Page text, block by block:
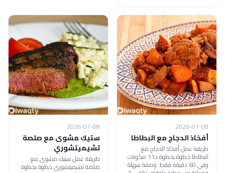
2026-07-08
أفخاذ الدجاج مع البطاطا
طريقة عمل أفخاذ الدجاج مع
البطاطا خطوة بخطوة بـ11 مكونات
وفي 60 دقيقة فقط. وصفة سهلة
2026-07-08
ستيك مشوى مع صلصة
تشيميتشوري
طريقة عمل ستيك مشوى مع
صلصة تشيميتشوري خطوة بخطوة